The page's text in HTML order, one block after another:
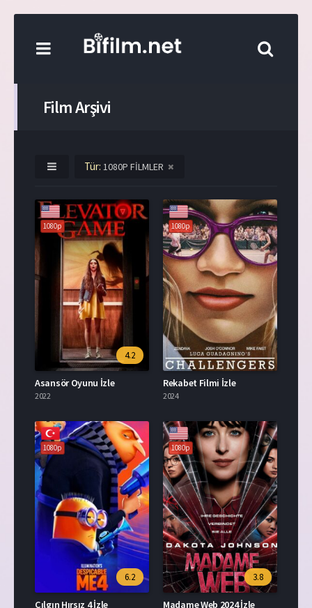
Film Arşivi
Tür: 1080P FİLMLER
1080p
4.2
Asansör Oyunu İzle
2022
1080p
Rekabet Filmi İzle
2024
1080p
6.2
Çılgın Hırsız 4 İzle
1080p
3.8
Madame Web 2024 İzle